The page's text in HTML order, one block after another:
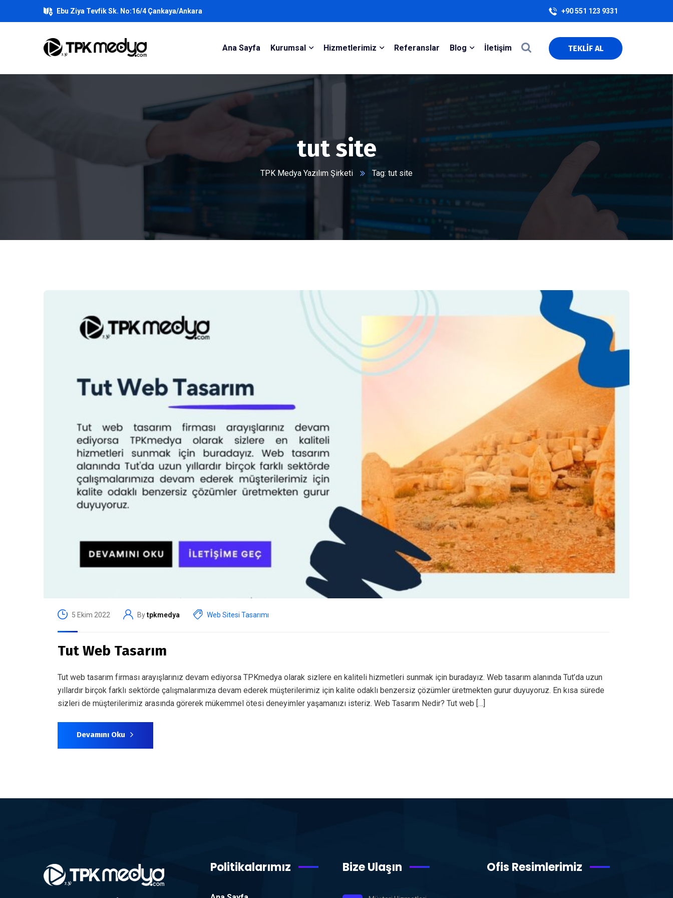
Ebu Ziya Tevfik Sk. No:16/4 Çankaya/Ankara +90 551 123 9331
Ana Sayfa Kurumsal Hizmetlerimiz Referanslar Blog İletişim TEKLİF AL
tut site
TPK Medya Yazılım Şirketi Tag: tut site
5 Ekim 2022 Bytpkmedya Web Sitesi Tasarımı
Tut Web Tasarım
Tut web tasarım firması arayışlarınız devam ediyorsa TPKmedya olarak sizlere en kaliteli hizmetleri sunmak için buradayız. Web tasarım alanında Tut’da uzun
yıllardır birçok farklı sektörde çalışmalarımıza devam ederek müşterilerimiz için kalite odaklı benzersiz çözümler üretmekten gurur duyuyoruz. En kısa sürede
sizleri de müşterilerimiz arasında görerek mükemmel ötesi deneyimler yaşamanızı isteriz. Web Tasarım Nedir? Tut web […]
Devamını Oku
Politikalarımız Bize Ulaşın Ofis Resimlerimiz